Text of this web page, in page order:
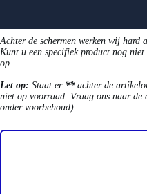
Achter de schermen werken wij hard
Kunt u een specifiek product nog
op.
Let op: Staat er ** achter de
niet op voorraad. Vraag ons naar
onder voorbehoud).